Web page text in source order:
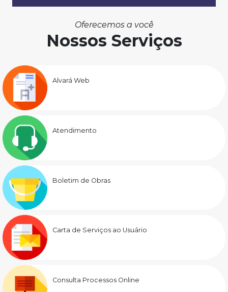
Oferecemos a você
Nossos Serviços
Alvará Web
Atendimento
Boletim de Obras
Carta de Serviços ao Usuário
Consulta Processos Online